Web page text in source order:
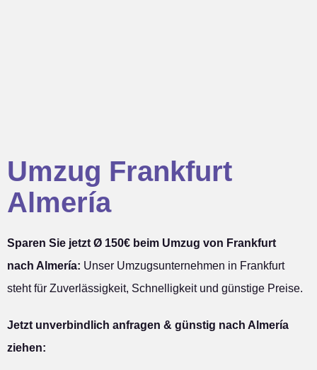
Umzug Frankfurt
Almería
Sparen Sie jetzt Ø 150€ beim Umzug von Frankfurt
nach Almería: Unser Umzugsunternehmen in Frankfurt
steht für Zuverlässigkeit, Schnelligkeit und günstige Preise.
Jetzt unverbindlich anfragen & günstig nach Almería
ziehen: